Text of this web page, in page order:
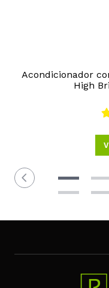
Acondicionador
High